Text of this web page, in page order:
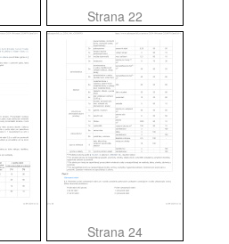
Strana 22
Strana 24